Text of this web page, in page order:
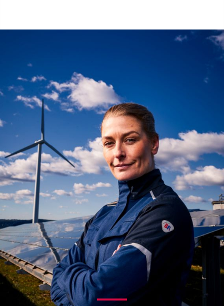
VEEL STANDAARDEN IN ÉÉN KLEDINGSTUK
WAT BETEKENT MULTINORM?